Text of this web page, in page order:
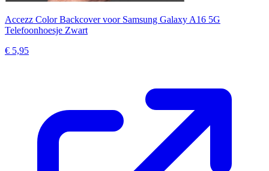
Accezz Color Backcover voor Samsung Galaxy A16 5G
Telefoonhoesje Zwart
€ 5,95